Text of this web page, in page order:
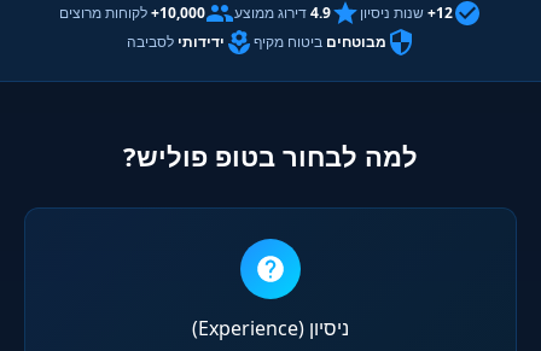
12+ שנות ניסיון 4.9דירוג ממוצע 10,000+
לקוחות מרוצים
מבוטחים ביטוח מקיף ידידותי לסביבה
למה לבחור בטופ פוליש?
ניסיון (Experience)